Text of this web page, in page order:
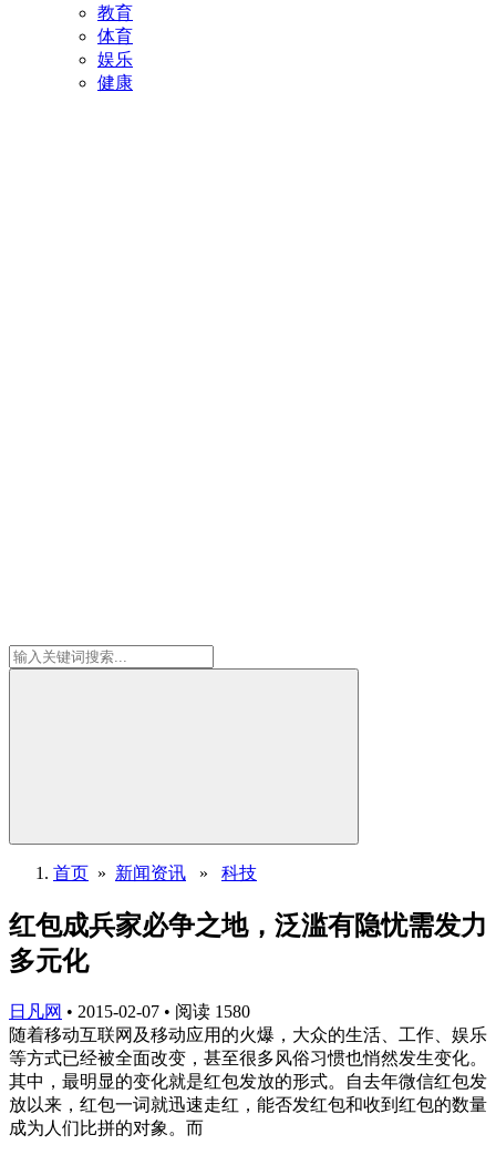
教育
体育
娱乐
健康
首页 » 新闻资讯 » 科技
红包成兵家必争之地，泛滥有隐忧需发力
多元化
日凡网 • 2015-02-07 • 阅读 1580
随着移动互联网及移动应用的火爆，大众的生活、工作、娱乐
等方式已经被全面改变，甚至很多风俗习惯也悄然发生变化。
其中，最明显的变化就是红包发放的形式。自去年微信红包发
放以来，红包一词就迅速走红，能否发红包和收到红包的数量
成为人们比拼的对象。而